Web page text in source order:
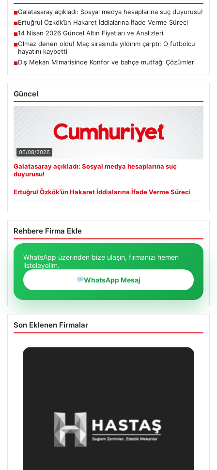
■Galatasaray açıkladı: Sosyal medya hesaplarına suç duyurusu!
■Ertuğrul Özkök’ün Hakaret İddialarına İfade Verme Süreci
■14 Nisan 2026 Güncel Altın Fiyatları ve Analizleri
■Olmaz denen oldu! Maç sırasında yıldırım çarptı: O futbolcu
hayatını kaybetti
■Dış Mekan Mimarisinde Konfor ve bahçe mutfağı Çözümleri
Güncel
06/08/2026
Galatasaray açıkladı: Sosyal medya hesaplarına suç
duyurusu!
Ertuğrul Özkök’ün Hakaret İddialarına İfade Verme Süreci
Rehbere Firma Ekle
WhatsApp üzerinden bize ulaşın, firmanızı hemen
listeleyelim.
WhatsApp Mesaj
Son Eklenen Firmalar